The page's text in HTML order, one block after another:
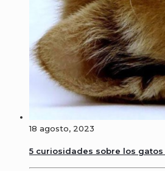
18 agosto, 2023
5 curiosidades sobre los